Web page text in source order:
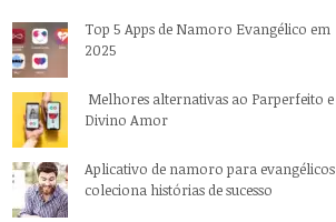
Top 5 Apps de Namoro Evangélico em
2025
Melhores alternativas ao Parperfeito e
Divino Amor
Aplicativo de namoro para evangélicos
coleciona histórias de sucesso